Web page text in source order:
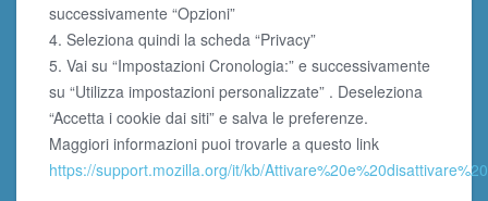
successivamente “Opzioni”
4. Seleziona quindi la scheda “Privacy”
5. Vai su “Impostazioni Cronologia:” e successivamente
su “Utilizza impostazioni personalizzate” . Deseleziona
“Accetta i cookie dai siti” e salva le preferenze.
Maggiori informazioni puoi trovarle a questo link
https://support.mozilla.org/it/kb/